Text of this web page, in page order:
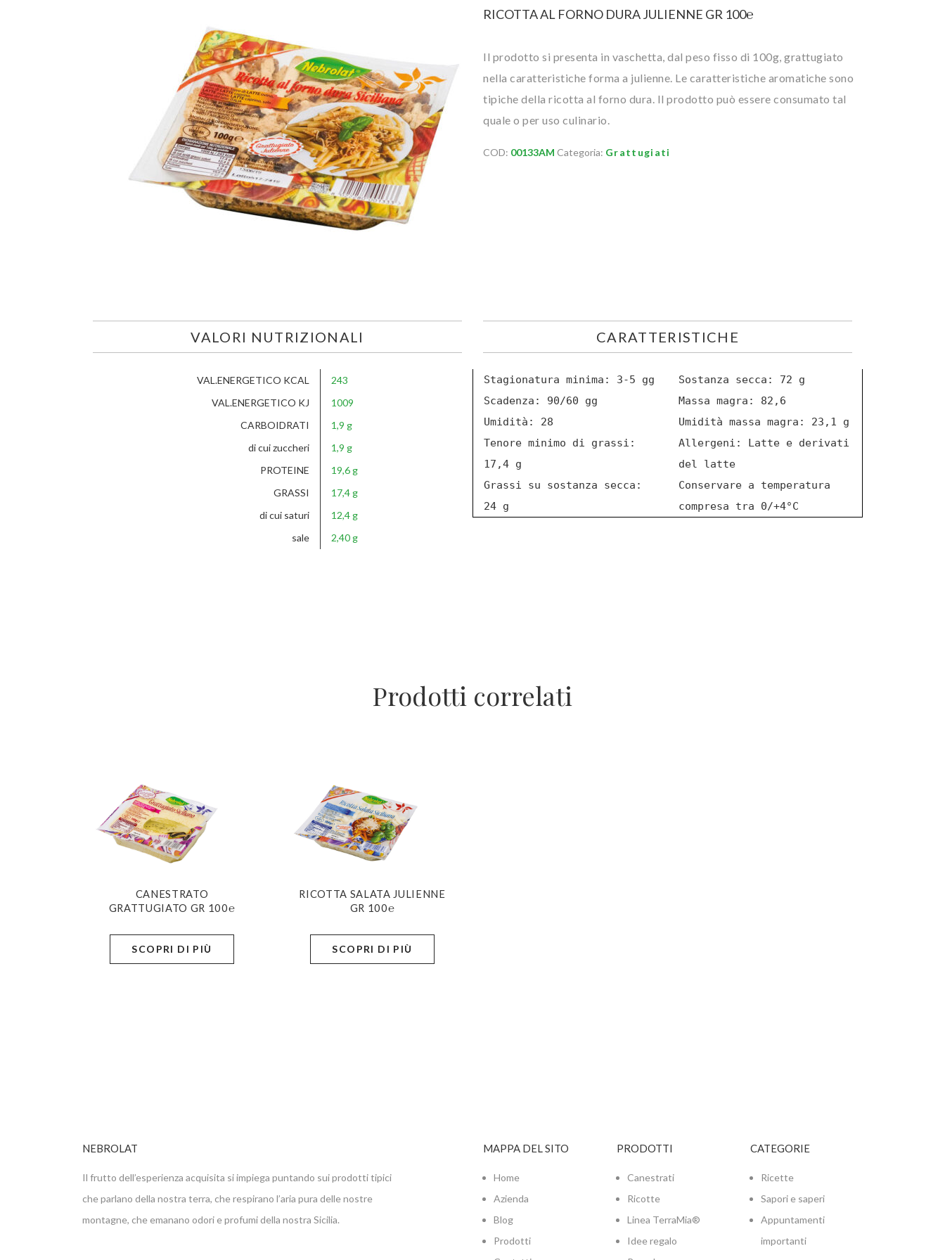
RICOTTA AL FORNO DURA JULIENNE GR 100℮
Il prodotto si presenta in vaschetta, dal peso fisso di 100g, grattugiato
nella caratteristiche forma a julienne. Le caratteristiche aromatiche sono
tipiche della ricotta al forno dura. Il prodotto può essere consumato tal
quale o per uso culinario.
COD: 00133AM Categoria: Grattugiati
VALORI NUTRIZIONALI
VAL.ENERGETICO KCAL
243
VAL.ENERGETICO KJ
1009
CARBOIDRATI
1,9 g
di cui zuccheri
1,9 g
PROTEINE
19,6 g
GRASSI
17,4 g
di cui saturi
12,4 g
sale
2,40 g
CARATTERISTICHE
Stagionatura minima: 3-5 gg
Scadenza: 90/60 gg
Umidità: 28
Tenore minimo di grassi:
17,4 g
Grassi su sostanza secca:
24 g
Sostanza secca: 72 g
Massa magra: 82,6
Umidità massa magra: 23,1 g
Allergeni: Latte e derivati
del latte
Conservare a temperatura
compresa tra 0/+4°C
Prodotti correlati
CANESTRATO
GRATTUGIATO GR 100℮
SCOPRI DI PIÙ
RICOTTA SALATA JULIENNE
GR 100℮
SCOPRI DI PIÙ
NEBROLAT
Il frutto dell’esperienza acquisita si impiega puntando sui prodotti tipici
che parlano della nostra terra, che respirano l’aria pura delle nostre
montagne, che emanano odori e profumi della nostra Sicilia.
MAPPA DEL SITO
Home
Azienda
Blog
Prodotti
PRODOTTI
Canestrati
Ricotte
Linea TerraMia®
Idee regalo
CATEGORIE
Ricette
Sapori e saperi
Appuntamenti
importanti